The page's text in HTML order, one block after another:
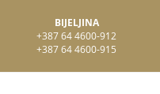
BIJELJINA
+387 64 4600-912
+387 64 4600-915